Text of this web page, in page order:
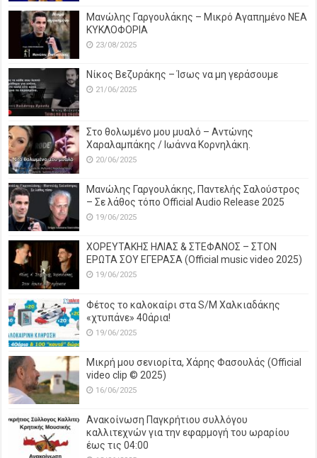
Μανώλης Γαργουλάκης – Μικρό Αγαπημένο NEΑ
ΚΥΚΛΟΦΟΡΙΑ
23/08/2025
Νίκος Βεζυράκης – Ίσως να μη γεράσουμε
21/06/2025
Στο θολωμένο μου μυαλό – Αντώνης
Χαραλαμπάκης / Ιωάννα Κορνηλάκη.
20/06/2025
Μανώλης Γαργουλάκης, Παντελής Σαλούστρος
– Σε λάθος τόπο Official Audio Release 2025
19/06/2025
ΧΟΡΕΥΤΑΚΗΣ ΗΛΙΑΣ & ΣΤΕΦΑΝΟΣ – ΣΤΟΝ
ΕΡΩΤΑ ΣΟΥ ΕΓΕΡΑΣΑ (Official music video 2025)
19/06/2025
Φέτος το καλοκαίρι στα S/M Χαλκιαδάκης
«χτυπάνε» 40άρια!
19/06/2025
Μικρή μου σενιορίτα, Χάρης Φασουλάς (Official
video clip © 2025)
16/06/2025
Ανακοίνωση Παγκρήτιου συλλόγου
καλλιτεχνών για την εφαρμογή του ωραρίου
έως τις 04:00